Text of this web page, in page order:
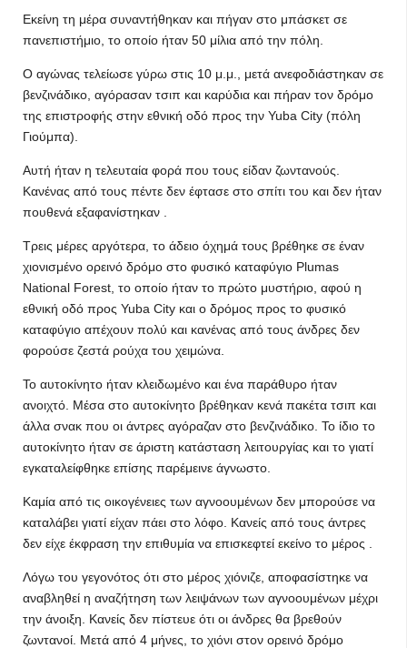
Εκείνη τη μέρα συναντήθηκαν και πήγαν στο μπάσκετ σε
πανεπιστήμιο, το οποίο ήταν 50 μίλια από την πόλη.
Ο αγώνας τελείωσε γύρω στις 10 μ.μ., μετά ανεφοδιάστηκαν σε
βενζινάδικο, αγόρασαν τσιπ και καρύδια και πήραν τον δρόμο
της επιστροφής στην εθνική οδό προς την Yuba City (πόλη
Γιούμπα).
Αυτή ήταν η τελευταία φορά που τους είδαν ζωντανούς.
Κανένας από τους πέντε δεν έφτασε στο σπίτι του και δεν ήταν
πουθενά εξαφανίστηκαν .
Τρεις μέρες αργότερα, το άδειο όχημά τους βρέθηκε σε έναν
χιονισμένο ορεινό δρόμο στο φυσικό καταφύγιο Plumas
National Forest, το οποίο ήταν το πρώτο μυστήριο, αφού η
εθνική οδό προς Yuba City και ο δρόμος προς το φυσικό
καταφύγιο απέχουν πολύ και κανένας από τους άνδρες δεν
φορούσε ζεστά ρούχα του χειμώνα.
Το αυτοκίνητο ήταν κλειδωμένο και ένα παράθυρο ήταν
ανοιχτό. Μέσα στο αυτοκίνητο βρέθηκαν κενά πακέτα τσιπ και
άλλα σνακ που οι άντρες αγόραζαν στο βενζινάδικο. Το ίδιο το
αυτοκίνητο ήταν σε άριστη κατάσταση λειτουργίας και το γιατί
εγκαταλείφθηκε επίσης παρέμεινε άγνωστο.
Καμία από τις οικογένειες των αγνοουμένων δεν μπορούσε να
καταλάβει γιατί είχαν πάει στο λόφο. Κανείς από τους άντρες
δεν είχε έκφραση την επιθυμία να επισκεφτεί εκείνο το μέρος .
Λόγω του γεγονότος ότι στο μέρος χιόνιζε, αποφασίστηκε να
αναβληθεί η αναζήτηση των λειψάνων των αγνοουμένων μέχρι
την άνοιξη. Κανείς δεν πίστευε ότι οι άνδρες θα βρεθούν
ζωντανοί. Μετά από 4 μήνες, το χιόνι στον ορεινό δρόμο